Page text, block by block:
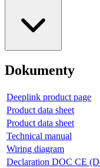
Dokumenty
Deeplink product page
Product data sheet
Product data sheet
Technical manual
Wiring diagram
Declaration DOC CE